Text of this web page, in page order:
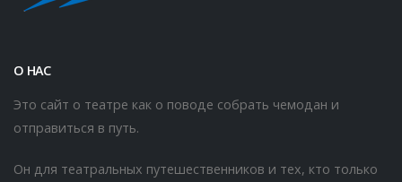
О НАС
Это сайт о театре как о поводе собрать чемодан и
отправиться в путь.
Он для театральных путешественников и тех, кто только